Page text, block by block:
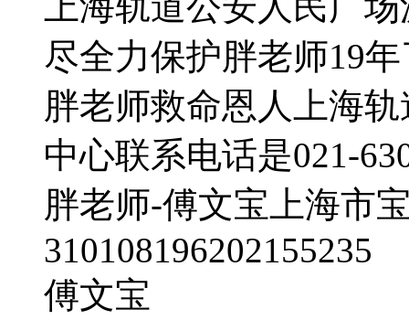
尽全力保护胖老师19年
胖老师救命恩人上海
中心联系电话是021-
胖老师-傅文宝上海市
310108196202155235
傅文宝